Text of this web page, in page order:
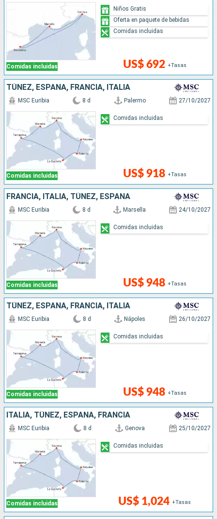
Comidas incluidas US$ 692 +Tasas
Niños Gratis
Oferta en paquete de bebidas
Comidas incluidas
TÚNEZ, ESPAÑA, FRANCIA, ITALIA
Comidas incluidas
MSC Euribia 8 d Palermo 27/10/2027
US$ 918 +Tasas
Comidas incluidas
FRANCIA, ITALIA, TÚNEZ, ESPAÑA
Comidas incluidas
MSC Euribia 8 d Marsella 24/10/2027
US$ 948 +Tasas
Comidas incluidas
TÚNEZ, ESPAÑA, FRANCIA, ITALIA
Comidas incluidas
MSC Euribia 8 d Nápoles 26/10/2027
US$ 948 +Tasas
Comidas incluidas
ITALIA, TÚNEZ, ESPAÑA, FRANCIA
Comidas incluidas
MSC Euribia 8 d Genova 25/10/2027
US$ 1,024 +Tasas
Comidas incluidas